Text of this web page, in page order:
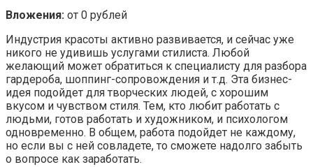
Вложения: от 0 рублей
Индустрия красоты активно развивается, и сейчас уже
никого не удивишь услугами стилиста. Любой
желающий может обратиться к специалисту для разбора
гардероба, шоппинг-сопровождения и т.д. Эта бизнес-
идея подойдет для творческих людей, с хорошим
вкусом и чувством стиля. Тем, кто любит работать с
людьми, готов работать и художником, и психологом
одновременно. В общем, работа подойдет не каждому,
но если вы с ней совладете, то сможете надолго забыть
о вопросе как заработать.